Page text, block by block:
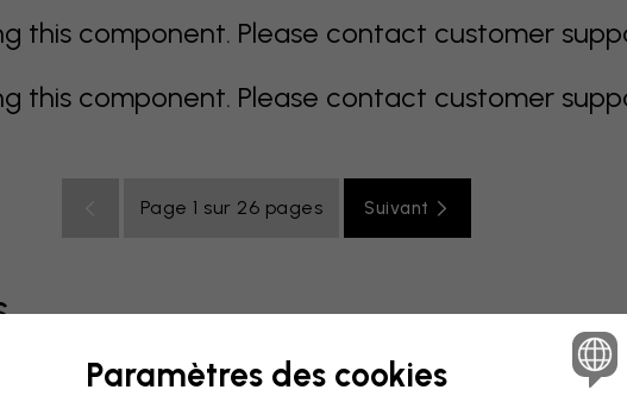
this component. Please contact customer
this component. Please contact customer
Page 1 sur 26 pages Suivant
orange rose mauve rouge turquoise jaune
Paramètres des cookies